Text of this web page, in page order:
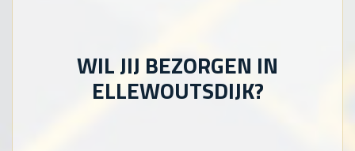
WIL JIJ BEZORGEN IN
ELLEWOUTSDIJK?